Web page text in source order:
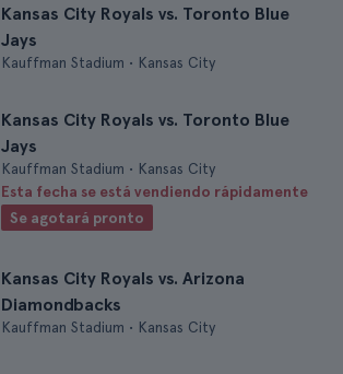
Kansas City Royals vs. Toronto Blue
Jays
Kauffman Stadium • Kansas City
Kansas City Royals vs. Toronto Blue
Jays
Kauffman Stadium • Kansas City
Esta fecha se está vendiendo rápidamente
Se agotará pronto
Kansas City Royals vs. Arizona
Diamondbacks
Kauffman Stadium • Kansas City